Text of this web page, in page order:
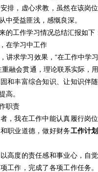
排，虚心求教，虽然在该岗
中受益匪浅，感慨良深。
工作学习情况总结汇报如下
学习中工作
求学习效果，“在工作中学
融会贯通，理论联系实际，
和丰富综合知识、让知识伴
高。
职责
我在工作中能认真履行岗位
职业道德，做好财务工作计划
度的责任感和事业心，自
工作，完成了各项工作任务